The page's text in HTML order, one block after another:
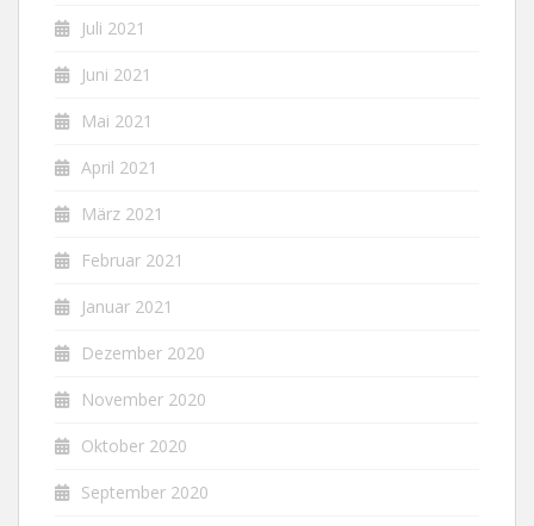
Juli 2021
Juni 2021
Mai 2021
April 2021
März 2021
Februar 2021
Januar 2021
Dezember 2020
November 2020
Oktober 2020
September 2020